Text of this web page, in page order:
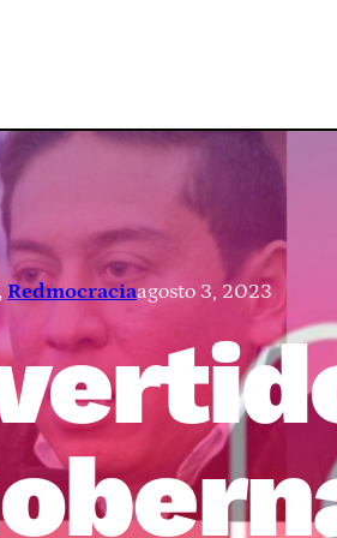
Redmocraciaagosto 3, 2023